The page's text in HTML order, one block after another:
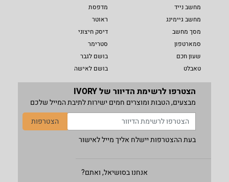
מחשב נייד
מחשב גיימינג
מסך מחשב
סמארטפון
שעון חכם
טאבלט
מדפסת
ראוטר
דיסק חיצוני
סטרימר
בושם לגבר
בושם לאישה
הצטרפו לרשימת הדיוור של IVORY
מבצעים, הטבות ומוצרים חמים ישירות לתיבת המייל שלכם
הצטרפות
בעת ההצטרפות יישלח אליך מייל לאישור
אנחנו בסושיאל, ואתם?